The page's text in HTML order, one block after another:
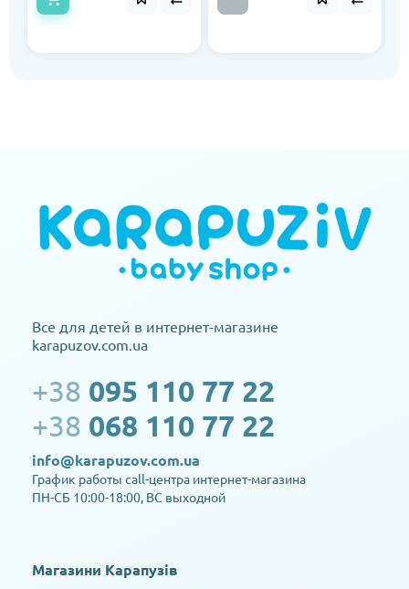
Все для детей в интернет-магазине
karapuzov.com.ua
+38 095 110 77 22
+38 068 110 77 22
info@karapuzov.com.ua
График работы call-центра интернет-магазина
ПН-СБ 10:00-18:00, ВС выходной
Магазини Карапузів